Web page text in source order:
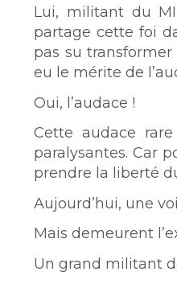
Lui, militant du
partage cette foi
pas su transformer
eu le mérite de
Oui, l’audace !
Cette audace
paralysantes. Car
prendre la liberté
Aujourd’hui, une
Mais demeurent
Un grand militant